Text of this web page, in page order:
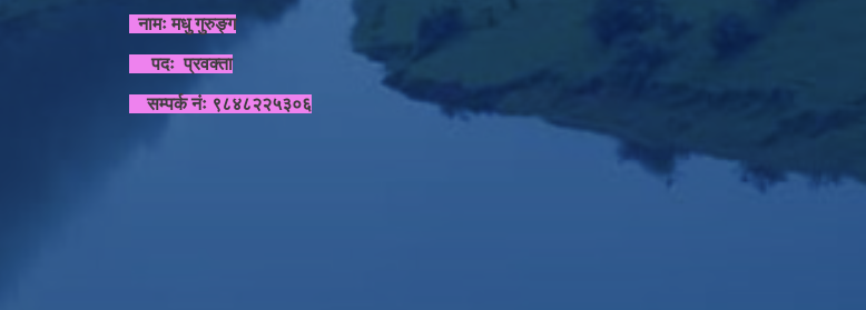
नामः मधु गुरुङ्ग
पदः प्रवक्ता
सम्पर्क नंः ९८४८२२५३०६